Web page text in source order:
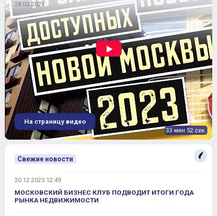
28.03.2023
33 мин.52 сек.
На страницу видео
Свежие новости
20.12.2025 12:49
МОСКОВСКИЙ БИЗНЕС КЛУБ ПОДВОДИТ ИТОГИ ГОДА
РЫНКА НЕДВИЖИМОСТИ